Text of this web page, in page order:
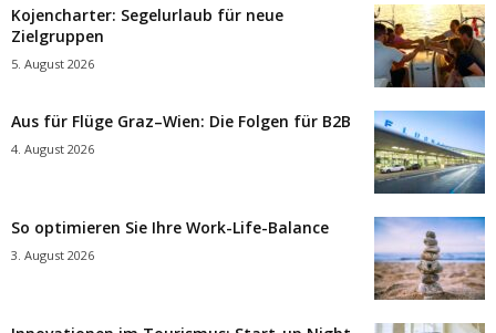
Kojencharter: Segelurlaub für neue
Zielgruppen
5. August 2026
Aus für Flüge Graz–Wien: Die Folgen für B2B
4. August 2026
So optimieren Sie Ihre Work-Life-Balance
3. August 2026